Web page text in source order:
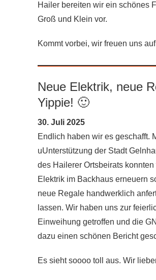
Hailer bereiten wir ein schönes
Groß und Klein vor.
Kommt vorbei, wir freuen uns
Neue Elektrik, neue
Yippie! 🙂
30. Juli 2025
Endlich haben wir es geschafft.
uUnterstützung der Stadt
des Hailerer Ortsbeirats
Elektrik im Backhaus erneuern
neue Regale handwerklich
lassen. Wir haben uns zur
Einweihung getroffen und die
dazu einen schönen Bericht
Es sieht soooo toll aus. Wir